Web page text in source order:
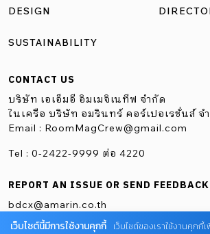
DESIGN
SUSTAINABILITY
CONTACT US
บริษัท เอเอ็มอี อิมเมจิเนทีฟ จำกัด
ในเครือ บริษัท อมรินทร์ คอร์เปอเรชั่นส์ จ
Email : RoomMagCrew@gmail.com
Tel : 0-2422-9999 ต่อ 4220
REPORT AN ISSUE OR SEND FEEDBACK
bdcx@amarin.co.th
เว็บไซต์นี้มีการใช้งานคุกกี้ เว็บไซต์ของเราใช้งานคุก